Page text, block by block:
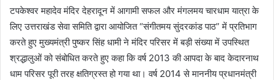
टपकेश्वर महादेव मंदिर देहरादून में आगामी सफल और मंगलमय चारधाम यात्रा के
लिए उत्तराखंड सेवा समिति द्वारा आयोजित “संगीतमय सुंदरकांड पाठ” में प्रतिभाग
करते हुए मुख्यमंत्री पुष्कर सिंह धामी ने मंदिर परिसर में बड़ी संख्या में उपस्थित
श्रद्धालुओं को संबोधित करते हुए कहा कि वर्ष 2013 की आपदा के बाद केदारनाथ
धाम परिसर पूरी तरह क्षतिग्रस्त हो गया था। वर्ष 2014 से माननीय प्रधानमंत्री